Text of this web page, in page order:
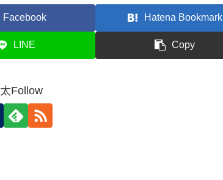
Facebook Hatena Bookmark
LINE Copy
Follow